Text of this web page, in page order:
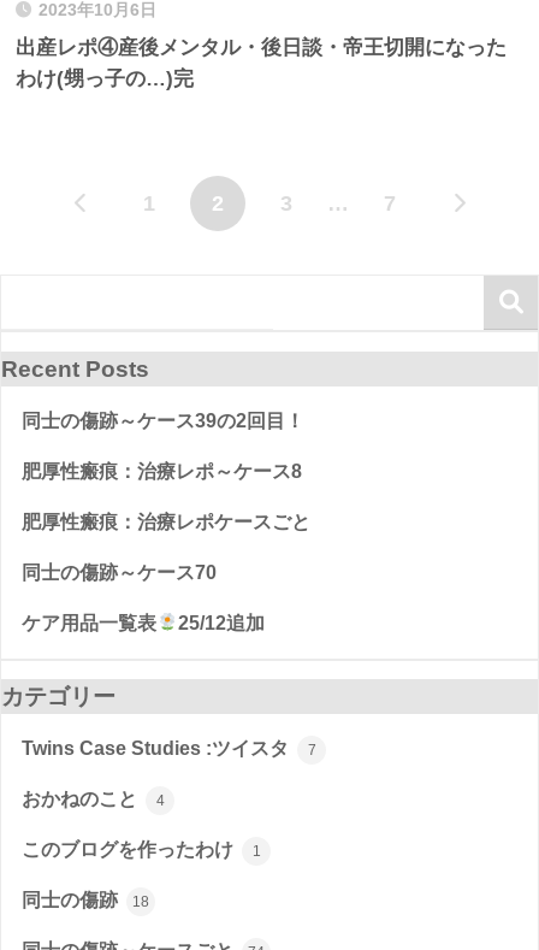
2023年10月6日
出産レポ④産後メンタル・後日談・帝王切開になった
わけ(甥っ子の…)完
1 2 3 … 7
Recent Posts
同士の傷跡～ケース39の2回目！
肥厚性瘢痕：治療レポ～ケース8
肥厚性瘢痕：治療レポケースごと
同士の傷跡～ケース70
ケア用品一覧表 25/12追加
カテゴリー
Twins Case Studies :ツイスタ 7
おかねのこと 4
このブログを作ったわけ 1
同士の傷跡 18